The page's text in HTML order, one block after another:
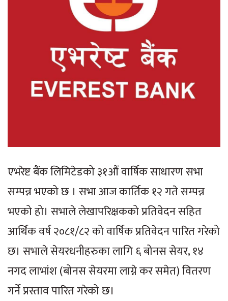
एभरेष्ट बैंक लिमिटेडको ३१औं वार्षिक साधारण सभा
सम्पन्न भएको छ । सभा आज कार्तिक १२ गते सम्पन्न
भएको हो। सभाले लेखापरिक्षकको प्रतिवेदन सहित
आर्थिक वर्ष २०८१/८२ को वार्षिक प्रतिवेदन पारित गरेको
छ। सभाले सेयरधनीहरुका लागि ६ बोनस सेयर, १४
नगद लाभांश (बोनस सेयरमा लाग्ने कर समेत) वितरण
गर्ने प्रस्ताव पारित गरेको छ।